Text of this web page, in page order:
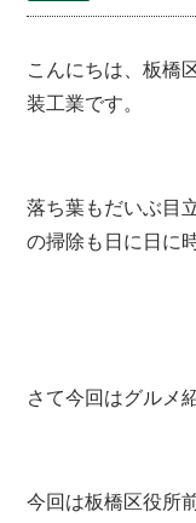
こんにちは、板橋
装工業です。
落ち葉もだいぶ目
の掃除も日に日に
さて今回はグルメ
今回は板橋区役所